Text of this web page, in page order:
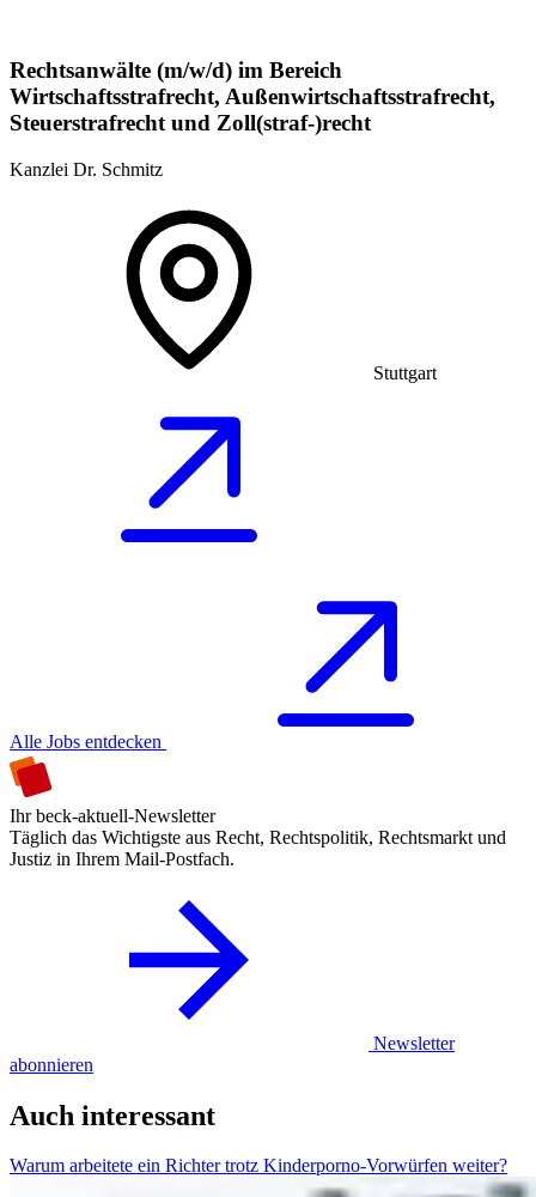
Rechtsanwälte (m/w/d) im Bereich
Wirtschaftsstrafrecht, Außenwirtschaftsstrafrecht,
Steuerstrafrecht und Zoll(straf-)recht
Kanzlei Dr. Schmitz
Stuttgart
Alle Jobs entdecken
Ihr beck-aktuell-Newsletter
Täglich das Wichtigste aus Recht, Rechtspolitik, Rechtsmarkt und
Justiz in Ihrem Mail-Postfach.
Newsletter
abonnieren
Auch interessant
Warum arbeitete ein Richter trotz Kinderporno-Vorwürfen weiter?